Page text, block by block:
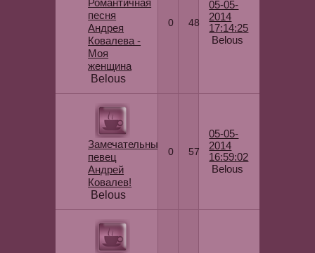
Романтичная
песня
Андрея
Ковалева -
Моя
женщина
Belous
0 48
05-05-
2014
17:14:25
Belous
Замечательный
певец
Андрей
Ковалев!
Belous
0 57
05-05-
2014
16:59:02
Belous